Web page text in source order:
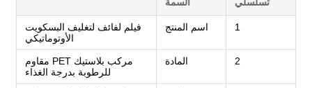
1 اسم المنتج
فيلم لفائف لتغليف البسكويت
الأوتوماتيكي
2 المادة
مركب بلاستيك PET مقاوم
للرطوبة بدرجة الغذاء